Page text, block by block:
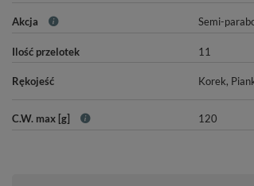
Akcja Semi-
Ilość przelotek 11
Rękojeść Korek,
C.W. max [g] 120